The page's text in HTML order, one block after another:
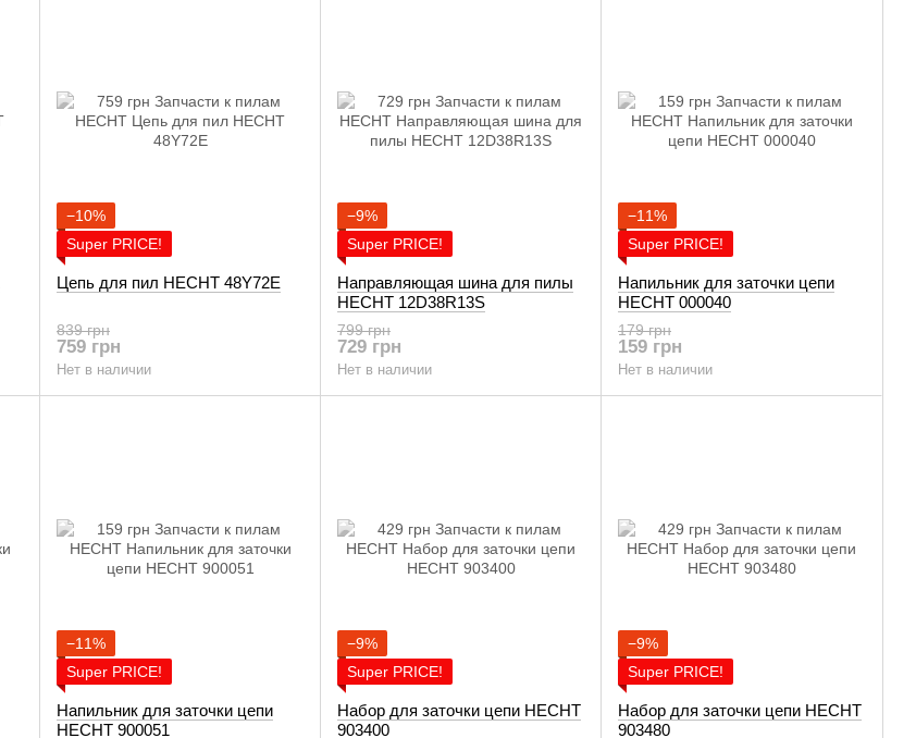
−10%
Super PRICE!
Цепь для пил HECHT 48Y72E
839 грн
759 грн
Нет в наличии
−9%
Super PRICE!
Направляющая шина для пилы
HECHT 12D38R13S
799 грн
729 грн
Нет в наличии
−11%
Super PRICE!
Напильник для заточки цепи
HECHT 000040
179 грн
159 грн
Нет в наличии
−11%
Super PRICE!
Напильник для заточки цепи
HECHT 900051
−9%
Super PRICE!
Набор для заточки цепи HECHT
903400
−9%
Super PRICE!
Набор для заточки цепи HECHT
903480